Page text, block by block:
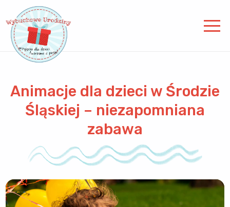
Animacje dla dzieci w Środzie
Śląskiej – niezapomniana
zabawa